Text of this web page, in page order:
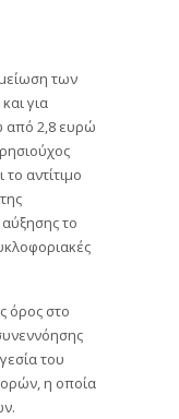
των
για
από 2,8 ευρώ
αντίτιμο
το
όρος στο
του
η οποία